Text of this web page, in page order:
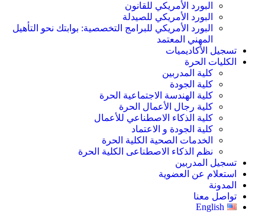
البورد الأمريكي للقانون
البورد الأمريكي للصيدلة
البورد الأمريكي للبرامج التخصصية: بوابتك نحو التأهيل
المهني المعتمد
تسجيل الأكاديميات
الكليات الحرة
كلية المدربين
كلية الجودة
كلية الهندسة الاجتماعية الحرة
كلية رجال الأعمال الحرة
كلية الذكاء الاصطناعي للأعمال
كلية الجودة و الاعتماد
الخدمات الصحية الكلية الحرة
نظم الذكاء الاصطناعى الكلية الحرة
تسجيل المدربين
استعلام عن العضوية
المدونة
تواصل معنا
English